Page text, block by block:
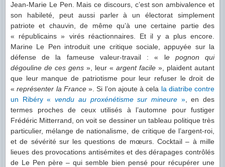
Jean-Marie Le Pen. Mais ce discours, c’est son ambivalence et
son habileté, peut aussi parler à un électorat simplement
patriote et chauvin, de même qu’à une certaine partie des
« républicains » virés réactionnaires. Et il y a plus encore.
Marine Le Pen introduit une critique sociale, appuyée sur la
défense de la fameuse valeur-travail : « le pognon qui
dégouline de ces gens », leur « argent facile », plaident autant
que leur manque de patriotisme pour leur refuser le droit de
«représenter la France». Si l’on ajoute à cela la diatribe contre
un Ribéry «vendu au proxénétisme sur mineure», en des
termes proches de ceux utilisés à l’automne pour fustiger
Frédéric Mitterrand, on voit se dessiner un tableau politique très
particulier, mélange de nationalisme, de critique de l’argent-roi,
et de sévérité sur les questions de mœurs. Cocktail – à mille
lieues des provocations antisémites et des dérapages contrôlés
de Le Pen père – qui semble bien pensé pour récupérer une